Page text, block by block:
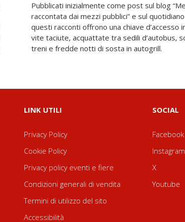
treni e fredde notti di sosta in autogrill.
LINK UTILI
Privacy Policy
Cookie Policy
Privacy policy eventi e fiere
Condizioni generali di vendita
Termini di utilizzo del sito
Accessibilità
SOCIAL
Facebook
Instagram
X
Youtube